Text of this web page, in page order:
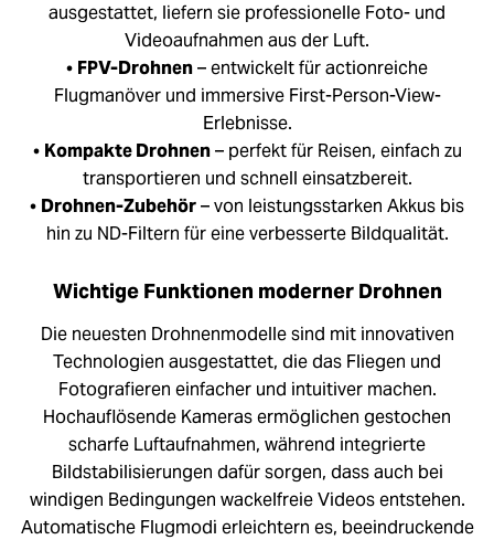
ausgestattet, liefern sie professionelle Foto- und
Videoaufnahmen aus der Luft.
• FPV-Drohnen– entwickelt für actionreiche
Flugmanöver und immersive First-Person-View-
Erlebnisse.
• Kompakte Drohnen– perfekt für Reisen, einfach zu
transportieren und schnell einsatzbereit.
• Drohnen-Zubehör– von leistungsstarken Akkus bis
hin zu ND-Filtern für eine verbesserte Bildqualität.
Wichtige Funktionen moderner Drohnen
Die neuesten Drohnenmodelle sind mit innovativen
Technologien ausgestattet, die das Fliegen und
Fotografieren einfacher und intuitiver machen.
Hochauflösende Kameras ermöglichen gestochen
scharfe Luftaufnahmen, während integrierte
Bildstabilisierungen dafür sorgen, dass auch bei
windigen Bedingungen wackelfreie Videos entstehen.
Automatische Flugmodi erleichtern es, beeindruckende